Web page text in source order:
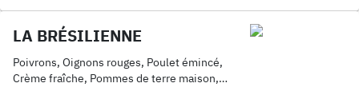
LA BRÉSILIENNE
Poivrons, Oignons rouges, Poulet émincé,
Crème fraîche, Pommes de terre maison,